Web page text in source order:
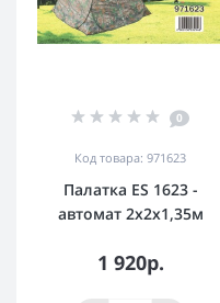
0
Код товара: 971623
Палатка ES 1623 -
автомат 2х2х1,35м
1 920р.